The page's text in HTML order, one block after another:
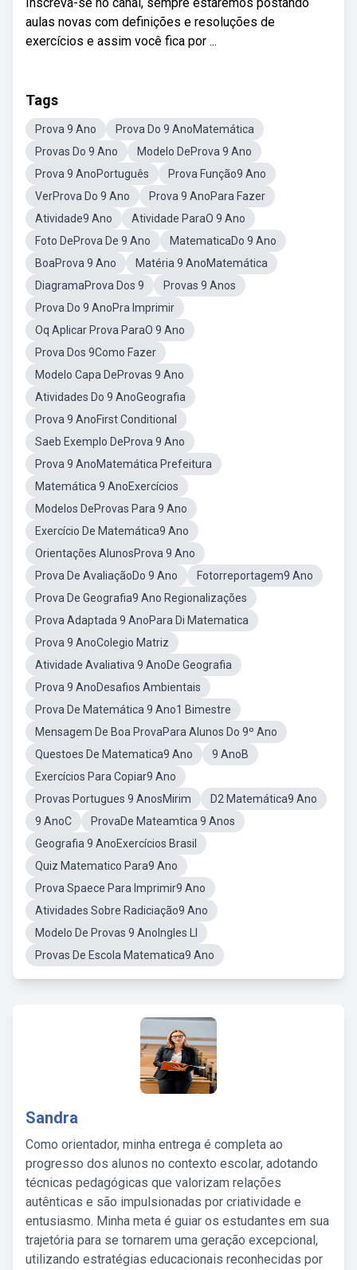
aulas novas com definições e resoluções de
exercícios e assim você fica por ...
Tags
Prova 9 Ano
Prova Do 9 AnoMatemática
Provas Do 9 Ano
Modelo DeProva 9 Ano
Prova 9 AnoPortuguês
Prova Função9 Ano
VerProva Do 9 Ano
Prova 9 AnoPara Fazer
Atividade9 Ano
Atividade ParaO 9 Ano
Foto DeProva De 9 Ano
MatematicaDo 9 Ano
BoaProva 9 Ano
Matéria 9 AnoMatemática
DiagramaProva Dos 9
Provas 9 Anos
Prova Do 9 AnoPra Imprimir
Oq Aplicar Prova ParaO 9 Ano
Prova Dos 9Como Fazer
Modelo Capa DeProvas 9 Ano
Atividades Do 9 AnoGeografia
Prova 9 AnoFirst Conditional
Saeb Exemplo DeProva 9 Ano
Prova 9 AnoMatemática Prefeitura
Matemática 9 AnoExercícios
Modelos DeProvas Para 9 Ano
Exercício De Matemática9 Ano
Orientações AlunosProva 9 Ano
Prova De AvaliaçãoDo 9 Ano
Fotorreportagem9 Ano
Prova De Geografia9 Ano Regionalizações
Prova Adaptada 9 AnoPara Di Matematica
Prova 9 AnoColegio Matriz
Atividade Avaliativa 9 AnoDe Geografia
Prova 9 AnoDesafios Ambientais
Prova De Matemática 9 Ano1 Bimestre
Mensagem De Boa ProvaPara Alunos Do 9º Ano
Questoes De Matematica9 Ano
9 AnoB
Exercícios Para Copiar9 Ano
Provas Portugues 9 AnosMirim
D2 Matemática9 Ano
9 AnoC
ProvaDe Mateamtica 9 Anos
Geografia 9 AnoExercícios Brasil
Quiz Matematico Para9 Ano
Prova Spaece Para Imprimir9 Ano
Atividades Sobre Radiciação9 Ano
Modelo De Provas 9 AnoIngles Ll
Provas De Escola Matematica9 Ano
Sandra
Como orientador, minha entrega é completa ao
progresso dos alunos no contexto escolar, adotando
técnicas pedagógicas que valorizam relações
autênticas e são impulsionadas por criatividade e
entusiasmo. Minha meta é guiar os estudantes em sua
trajetória para se tornarem uma geração excepcional,
utilizando estratégias educacionais reconhecidas por